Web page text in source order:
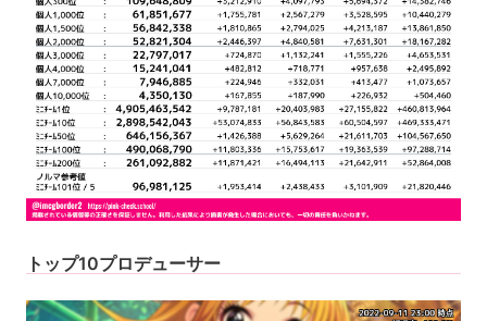
トップ10プロデューサー